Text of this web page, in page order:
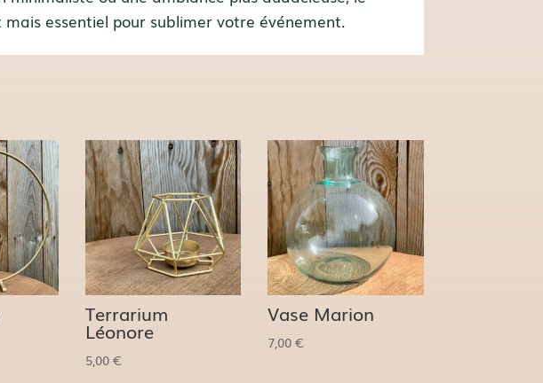
essentiel pour sublimer votre événement.
Terrarium
Léonore
5,00 €
Vase Marion
7,00€